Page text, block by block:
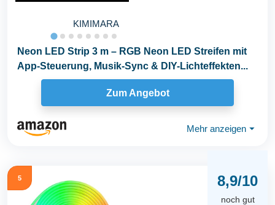
KIMIMARA
Neon LED Strip 3 m – RGB Neon LED Streifen mit
App-Steuerung, Musik-Sync & DIY-Lichteffekten...
Zum Angebot
Mehr anzeigen ⏷
5 8,9/10
noch gut